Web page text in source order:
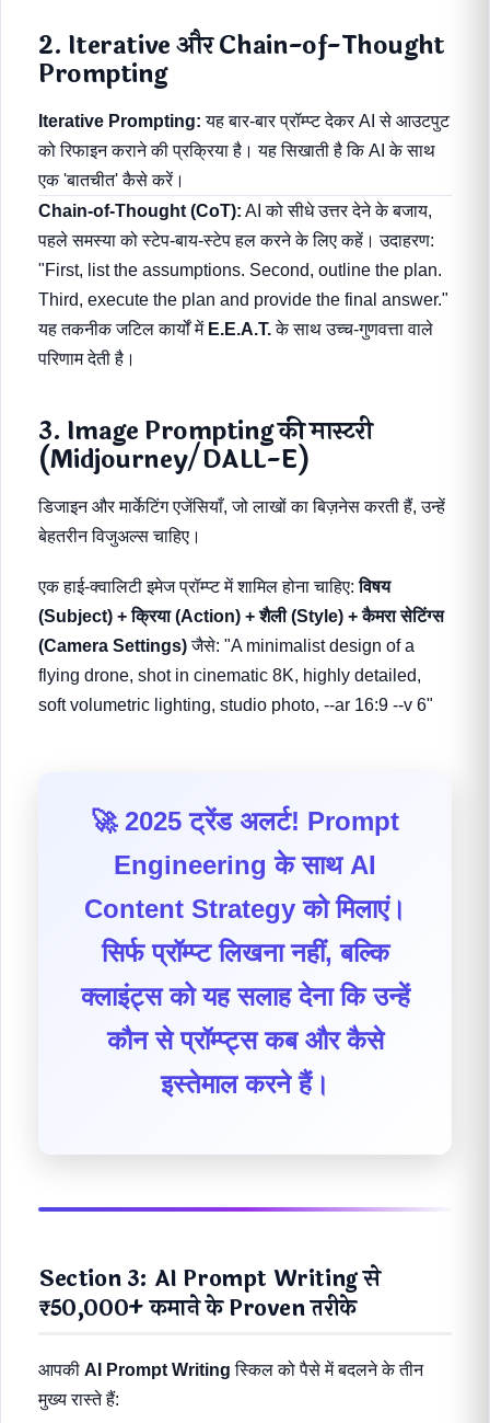
2. Iterative और Chain-of-Thought
Prompting
Iterative Prompting: यह बार-बार प्रॉम्प्ट देकर AI से आउटपुट
को रिफाइन कराने की प्रक्रिया है। यह सिखाती है कि AI के साथ
एक 'बातचीत' कैसे करें।
Chain-of-Thought (CoT): AI को सीधे उत्तर देने के बजाय,
पहले समस्या को स्टेप-बाय-स्टेप हल करने के लिए कहें। उदाहरण:
"First, list the assumptions. Second, outline the plan.
Third, execute the plan and provide the final answer."
यह तकनीक जटिल कार्यों में E.E.A.T.के साथ उच्च-गुणवत्ता वाले
परिणाम देती है।
3. Image Prompting की मास्टरी
(Midjourney/DALL-E)
डिजाइन और मार्केटिंग एजेंसियाँ, जो लाखों का बिज़नेस करती हैं, उन्हें
बेहतरीन विजुअल्स चाहिए।
एक हाई-क्वालिटी इमेज प्रॉम्प्ट में शामिल होना चाहिए:विषय
(Subject) + क्रिया (Action) + शैली (Style) + कैमरा सेटिंग्स
(Camera Settings)जैसे: "A minimalist design of a
flying drone, shot in cinematic 8K, highly detailed,
soft volumetric lighting, studio photo, --ar 16:9 --v 6"
🚀 2025 ट्रेंड अलर्ट! Prompt
Engineering के साथ AI
Content Strategy को मिलाएं।
सिर्फ प्रॉम्प्ट लिखना नहीं, बल्कि
क्लाइंट्स को यह सलाह देना कि उन्हें
कौन से प्रॉम्प्ट्स कब और कैसे
इस्तेमाल करने हैं।
Section 3: AI Prompt Writing से
₹50,000+ कमाने के Proven तरीके
आपकी AI Prompt Writing स्किल को पैसे में बदलने के तीन
मुख्य रास्ते हैं: